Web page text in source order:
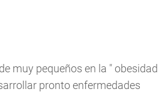
muy pequeños en la "obesidad
pronto enfermedades